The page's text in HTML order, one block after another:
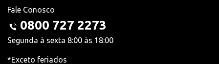
Fale Conosco
0800 727 2273
Segunda à sexta 8:00 às 18:00
*Exceto feriados